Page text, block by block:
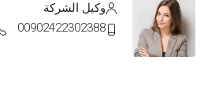
وكيل الشركة
00902422302388